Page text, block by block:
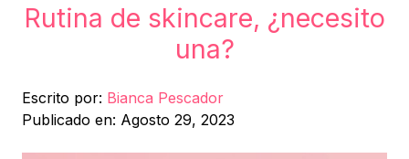
Rutina de skincare, ¿necesito
una?
Escrito por: Bianca Pescador
Publicado en: Agosto 29, 2023